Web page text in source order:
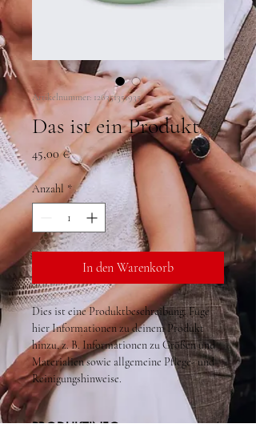
Artikelnummer: 126351351935
Das ist ein Produkt
45,00 €Preis
Anzahl *
In den Warenkorb
Dies ist eine Produktbeschreibung. Füge
hier Informationen zu deinem Produkt
hinzu, z. B. Informationen zu Größen und
Materialien sowie allgemeine Pflege- und
Reinigungshinweise.
PRODUKTINFO